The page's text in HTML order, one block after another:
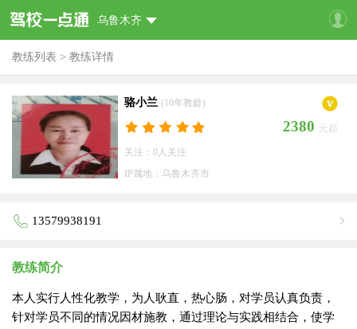
乌鲁木齐
教练列表 > 教练详情
骆小兰 (10年教龄)
2380 元起
关注：0人关注
IP属地：乌鲁木齐市
13579938191
教练简介
本人实行人性化教学，为人耿直，热心肠，对学员认真负责，
针对学员不同的情况因材施教，通过理论与实践相结合，使学